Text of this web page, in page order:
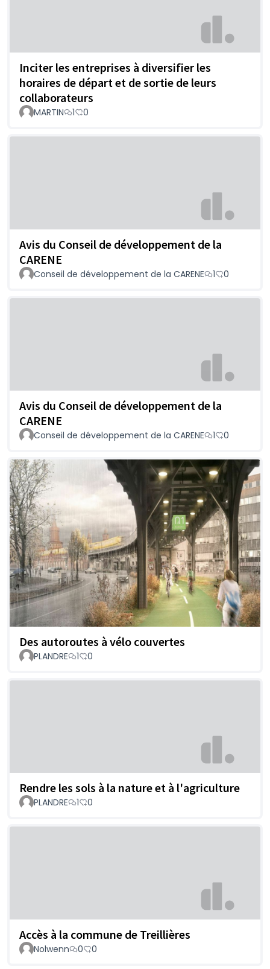
Inciter les entreprises à diversifier les
horaires de départ et de sortie de leurs
collaborateurs
MARTIN 1 0
Avis du Conseil de développement de la
CARENE
Conseil de développement de la CARENE 1 0
Avis du Conseil de développement de la
CARENE
Conseil de développement de la CARENE 1 0
Des autoroutes à vélo couvertes
PLANDRE 1 0
Rendre les sols à la nature et à l'agriculture
PLANDRE 1 0
Accès à la commune de Treillières
Nolwenn 0 0